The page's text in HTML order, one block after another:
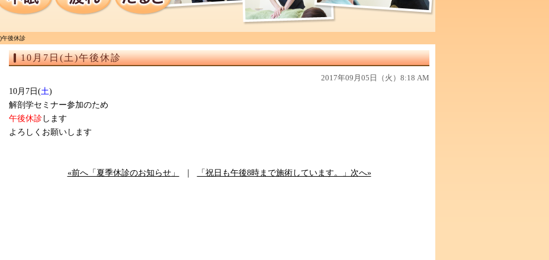
午後休診
10月7日(土)午後休診
2017年09月05日（火）8:18 AM
10月7日(土)
解剖学セミナー参加のため
午後休診 します
よろしくお願いします
«前へ「夏季休診のお知らせ」 「祝日も午後8時まで施術しています。」次へ»